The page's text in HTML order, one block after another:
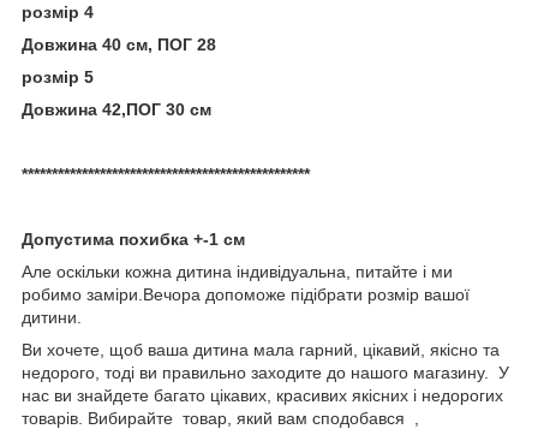
розмір 4
Довжина 40 см, ПОГ 28
розмір 5
Довжина 42,ПОГ 30 см
************************************************
Допустима похибка +-1 см
Але оскільки кожна дитина індивідуальна, питайте і ми
робимо заміри.Вечора допоможе підібрати розмір вашої
дитини.
Ви хочете, щоб ваша дитина мала гарний, цікавий, якісно та
недорого, тоді ви правильно заходите до нашого магазину. У
нас ви знайдете багато цікавих, красивих якісних і недорогих
товарів. Вибирайте товар, який вам сподобався ,